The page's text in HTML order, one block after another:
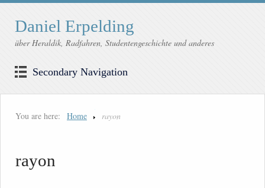
Daniel Erpelding
über Heraldik, Radfahren, Studentengeschichte und anderes
Secondary Navigation
You are here: Home rayon
rayon